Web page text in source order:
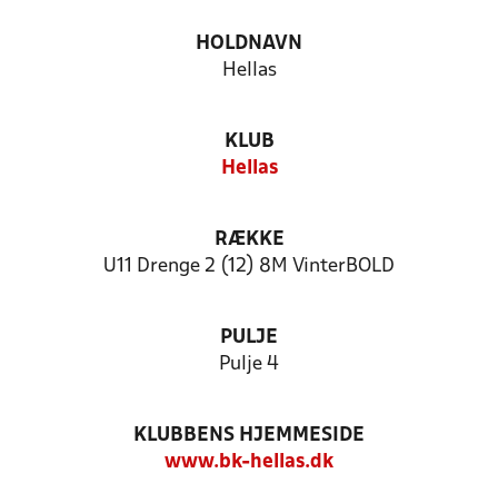
HOLDNAVN
Hellas
KLUB
Hellas
RÆKKE
U11 Drenge 2 (12) 8M VinterBOLD
PULJE
Pulje 4
KLUBBENS HJEMMESIDE
www.bk-hellas.dk